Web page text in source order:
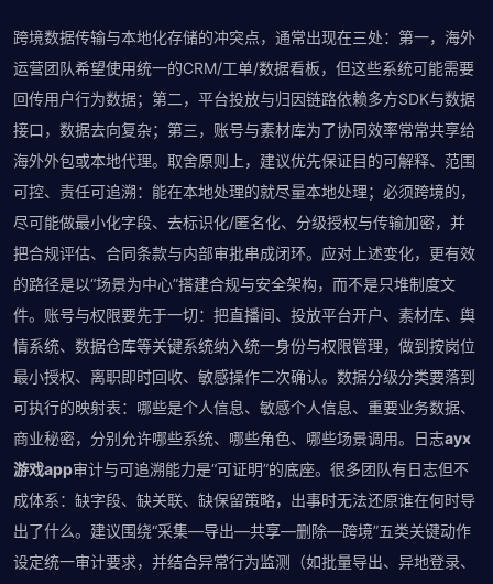
跨境数据传输与本地化存储的冲突点，通常出现在三处：第一，海外
运营团队希望使用统一的CRM/工单/数据看板，但这些系统可能需要
回传用户行为数据；第二，平台投放与归因链路依赖多方SDK与数据
接口，数据去向复杂；第三，账号与素材库为了协同效率常常共享给
海外外包或本地代理。取舍原则上，建议优先保证目的可解释、范围
可控、责任可追溯：能在本地处理的就尽量本地处理；必须跨境的，
尽可能做最小化字段、去标识化/匿名化、分级授权与传输加密，并
把合规评估、合同条款与内部审批串成闭环。应对上述变化，更有效
的路径是以“场景为中心”搭建合规与安全架构，而不是只堆制度文
件。账号与权限要先于一切：把直播间、投放平台开户、素材库、舆
情系统、数据仓库等关键系统纳入统一身份与权限管理，做到按岗位
最小授权、离职即时回收、敏感操作二次确认。数据分级分类要落到
可执行的映射表：哪些是个人信息、敏感个人信息、重要业务数据、
商业秘密，分别允许哪些系统、哪些角色、哪些场景调用。日志ayx
游戏app审计与可追溯能力是“可证明”的底座。很多团队有日志但不
成体系：缺字段、缺关联、缺保留策略，出事时无法还原谁在何时导
出了什么。建议围绕“采集—导出—共享—删除—跨境”五类关键动作
设定统一审计要求，并结合异常行为监测（如批量导出、异地登录、